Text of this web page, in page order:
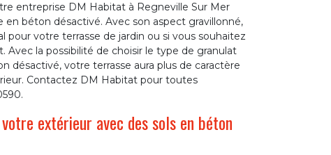
entreprise DM Habitat à Regneville Sur Mer
en béton désactivé. Avec son aspect gravillonné,
votre terrasse de jardin ou si vous souhaitez
la possibilité de choisir le type de granulat
désactivé, votre terrasse aura plus de caractère
Contactez DM Habitat pour toutes
extérieur avec des sols en béton